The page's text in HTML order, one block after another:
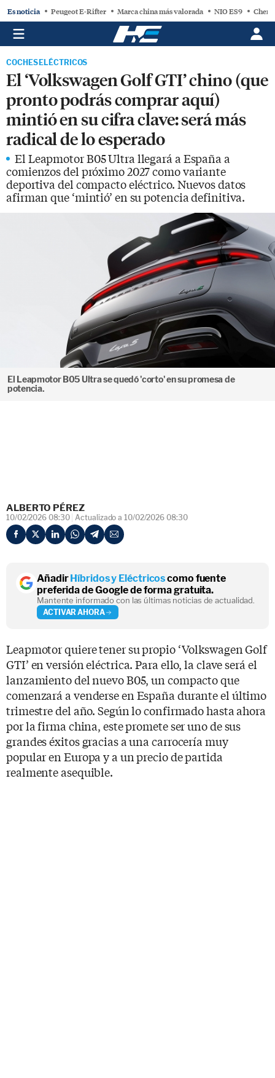
Es noticia Peugeot E-Rifter Marca china más valorada NIO ES9 Chery
COCHES ELÉCTRICOS
El ‘Volkswagen Golf GTI’ chino (que
pronto podrás comprar aquí)
mintió en su cifra clave: será más
radical de lo esperado
El Leapmotor B05 Ultra llegará a España a
comienzos del próximo 2027 como variante
deportiva del compacto eléctrico. Nuevos datos
afirman que ‘mintió’ en su potencia definitiva.
El Leapmotor B05 Ultra se quedó 'corto' en su promesa de
potencia.
ALBERTO PÉREZ
10/02/2026 08:30 Actualizado a 10/02/2026 08:30
AñadirHíbridos y Eléctricoscomo fuente
preferida de Google de forma gratuita.
Mantente informado con las últimas noticias de actualidad.
ACTIVAR AHORA
Leapmotor quiere tener su propio ‘Volkswagen Golf
GTI’ en versión eléctrica. Para ello, la clave será el
lanzamiento del nuevo B05, un compacto que
comenzará a venderse en España durante el último
trimestre del año. Según lo confirmado hasta ahora
por la firma china, este promete ser uno de sus
grandes éxitos gracias a una carrocería muy
popular en Europa y a un precio de partida
realmente asequible.